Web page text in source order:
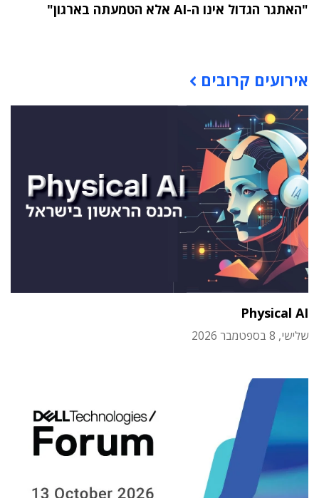
"האתגר הגדול אינו ה-AI אלא הטמעתה בארגון"
אירועים קרובים
Physical AI
שלישי, 8 בספטמבר 2026